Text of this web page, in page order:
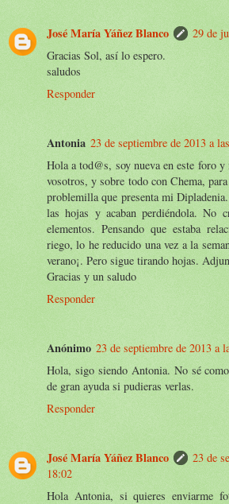
José María Yáñez Blanco
29 de
Gracias Sol, así lo espero.
saludos
Responder
Antonia 23 de septiembre de 2013 a
Hola a tod@s, soy nueva en este foro y
vosotros, y sobre todo con Chema,
problemilla que presenta mi
las hojas y acaban perdiéndola. No
elementos. Pensando que estaba
riego, lo he reducido una vez a la
verano¡. Pero sigue tirando hojas.
Gracias y un saludo
Responder
Anónimo 23 de septiembre de 2013 a
Hola, sigo siendo Antonia. No sé
de gran ayuda si pudieras verlas.
Responder
José María Yáñez Blanco
23 de
18:02
Hola Antonia, si quieres enviarme